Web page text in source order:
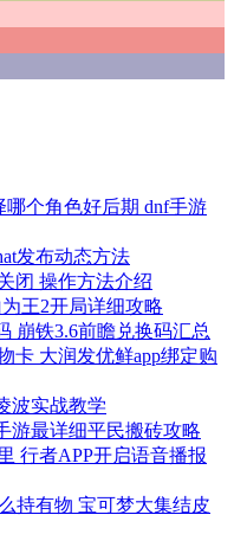
个角色好后期 dnf手游
发布动态方法
闭 操作方法介绍
王2开局详细攻略
崩铁3.6前瞻兑换码汇总
卡 大润发优鲜app绑定购
波实战教学
游最详细平民搬砖攻略
行者APP开启语音播报
持有物 宝可梦大集结皮